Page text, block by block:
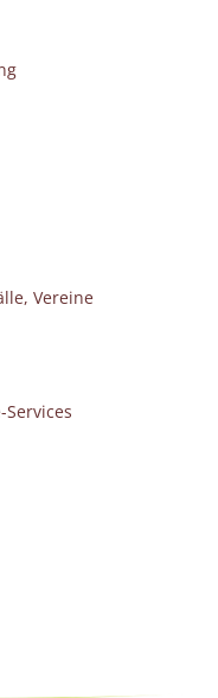
Vereine